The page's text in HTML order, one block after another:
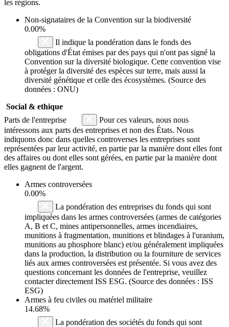
les régions.
Non-signataires de la Convention sur la biodiversité
0.00%
Il indique la pondération dans le fonds des
obligations d'État émises par des pays qui n'ont pas signé la
Convention sur la diversité biologique. Cette convention vise
à protéger la diversité des espèces sur terre, mais aussi la
diversité génétique et celle des écosystèmes. (Source des
données : ONU)
Social & ethique
Parts de l'entreprise
Pour ces valeurs, nous nous
intéressons aux parts des entreprises et non des États. Nous
indiquons donc dans quelles controverses les entreprises sont
représentées par leur activité, en partie par la manière dont elles font
des affaires ou dont elles sont gérées, en partie par la manière dont
elles gagnent de l'argent.
Armes controversées
0.00%
La pondération des entreprises du fonds qui sont
impliquées dans les armes controversées (armes de catégories
A, B et C, mines antipersonnelles, armes incendiaires,
munitions à fragmentation, munitions et blindages à l'uranium,
munitions au phosphore blanc) et/ou généralement impliquées
dans la production, la distribution ou la fourniture de services
liés aux armes controversées est présentée. Si vous avez des
questions concernant les données de l'entreprise, veuillez
contacter directement ISS ESG. (Source des données : ISS
ESG)
Armes à feu civiles ou matériel militaire
14.68%
La pondération des sociétés du fonds qui sont